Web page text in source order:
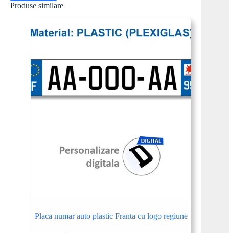
Produse similare
Placa numar auto plastic Franta cu logo regiune